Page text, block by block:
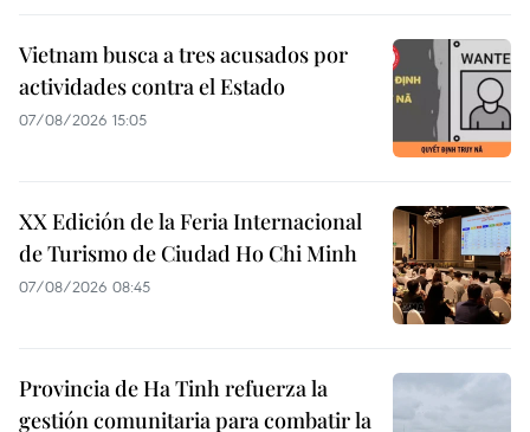
Vietnam busca a tres acusados por
actividades contra el Estado
07/08/2026 15:05
XX Edición de la Feria Internacional
de Turismo de Ciudad Ho Chi Minh
07/08/2026 08:45
Provincia de Ha Tinh refuerza la
gestión comunitaria para combatir la